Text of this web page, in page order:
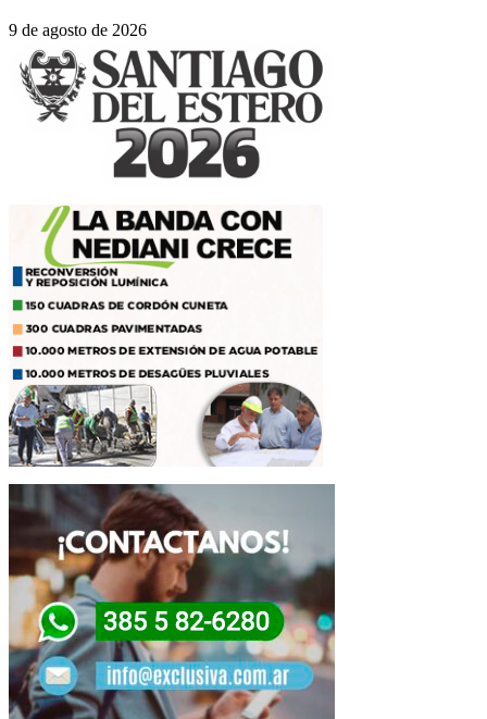
9 de agosto de 2026